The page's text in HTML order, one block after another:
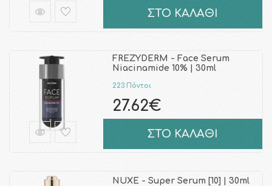
ΣΤΟ ΚΑΛΑΘΙ
FREZYDERM - Face Serum
Niacinamide 10% | 30ml
223 Πόντοι
27.62€
ΣΤΟ ΚΑΛΑΘΙ
NUXE - Super Serum [10] | 30ml